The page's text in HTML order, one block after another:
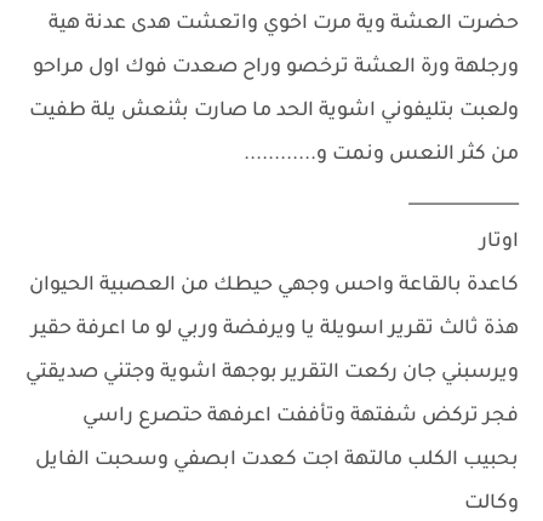
حضرت العشة وية مرت اخوي واتعشت هدى عدنة هية
ورجلهة ورة العشة ترخصو وراح صعدت فوك اول مراحو
ولعبت بتليفوني اشوية الحد ما صارت بثنعش يلة طفيت
من كثر النعس ونمت و............
_____________
اوتار
كاعدة بالقاعة واحس وجهي حيطك من العصبية الحيوان
هذة ثالث تقرير اسويلة يا ويرفضة وربي لو ما اعرفة حقير
ويرسبني جان ركعت التقرير بوجهة اشوية وجتني صديقتي
فجر تركض شفتهة وتأففت اعرفهة حتصرع راسي
بحبيب الكلب مالتهة اجت كعدت ابصفي وسحبت الفايل
وكالت